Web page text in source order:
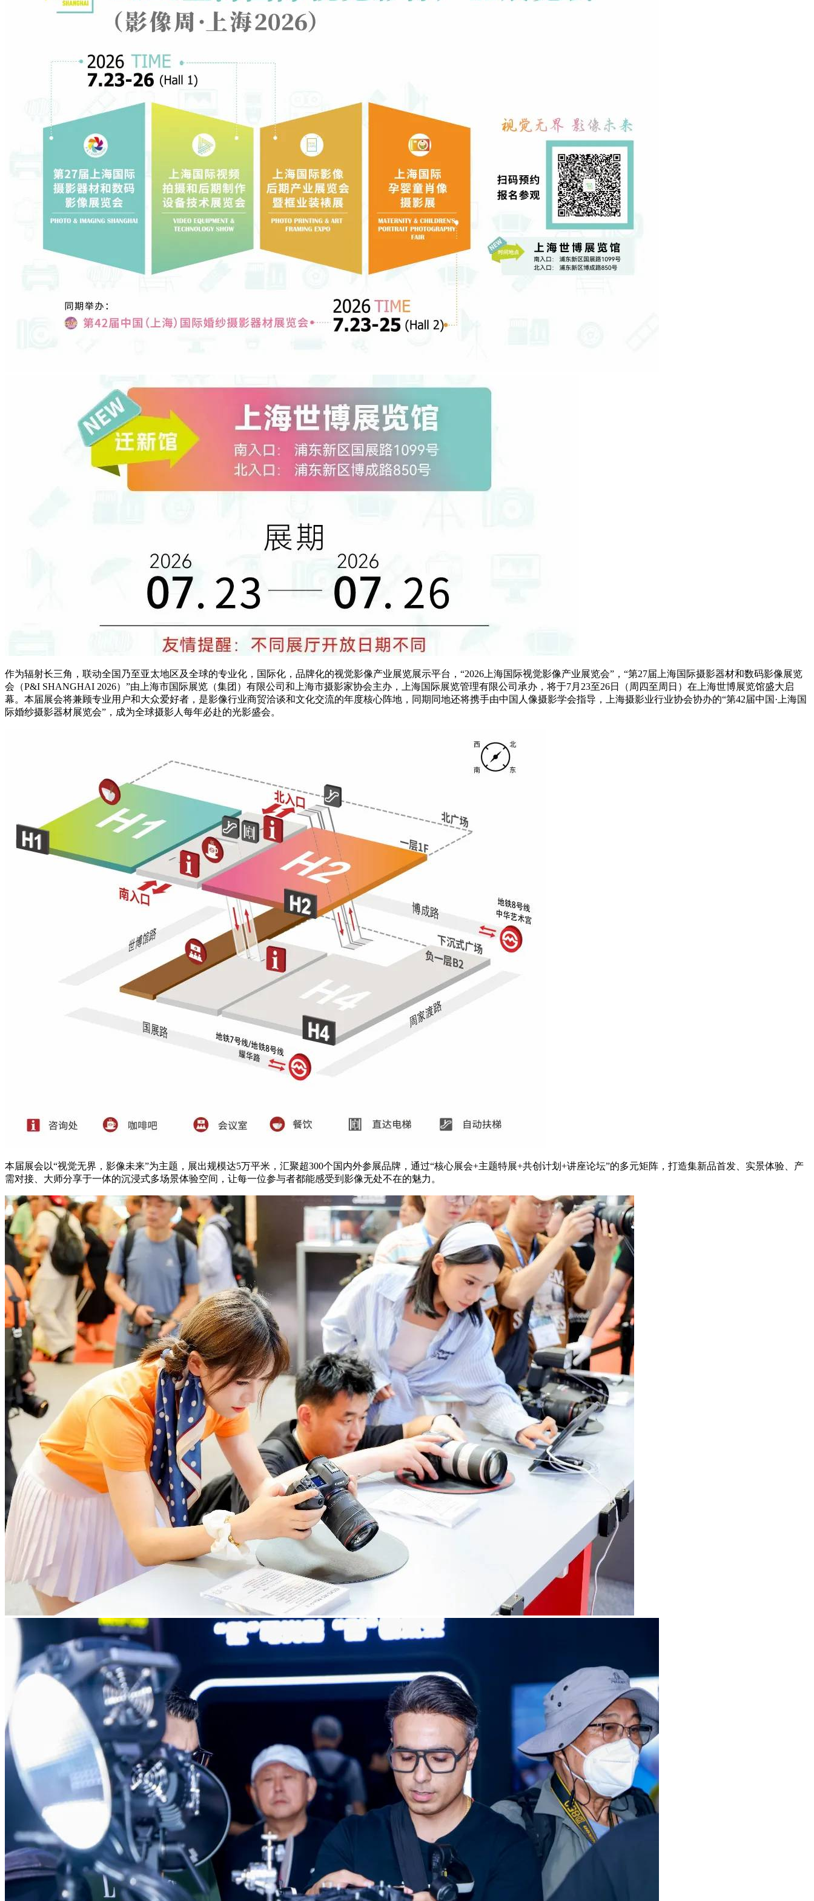
作为辐射长三角，联动全国乃至亚太地区及全球的专业化，国际化，品牌化的视觉影像产业展览展示平台，“2026上海国际视觉影像产业展览会”，“第27届上海国际摄影器材和数码影像展览
会（P&I SHANGHAI 2026）”由上海市国际展览（集团）有限公司和上海市摄影家协会主办，上海国际展览管理有限公司承办，将于7月23至26日（周四至周日）在上海世博展览馆盛大启
幕。本届展会将兼顾专业用户和大众爱好者，是影像行业商贸洽谈和文化交流的年度核心阵地，同期同地还将携手由中国人像摄影学会指导，上海摄影业行业协会协办的“第42届中国·上海国
际婚纱摄影器材展览会”，成为全球摄影人每年必赴的光影盛会。
本届展会以“视觉无界，影像未来”为主题，展出规模达5万平米，汇聚超300个国内外参展品牌，通过“核心展会+主题特展+共创计划+讲座论坛”的多元矩阵，打造集新品首发、实景体验、产
需对接、大师分享于一体的沉浸式多场景体验空间，让每一位参与者都能感受到影像无处不在的魅力。